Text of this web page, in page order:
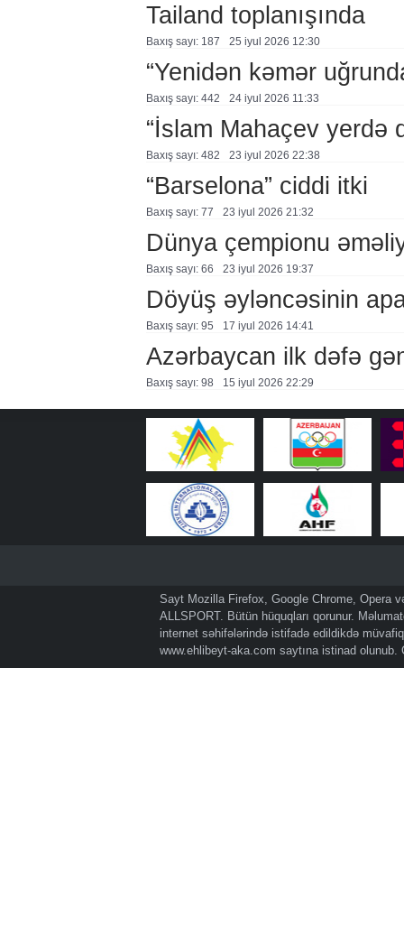
Tailand toplanışında
Baxış sayı: 187 25 i̇yul 2026 12:30
“Yenidən kəmər
Baxış sayı: 442 24 i̇yul 2026 11:33
“İslam Mahaçev yerdə
Baxış sayı: 482 23 i̇yul 2026 22:38
“Barselona” ciddi itki
Baxış sayı: 77 23 i̇yul 2026 21:32
Dünya çempionu
Baxış sayı: 66 23 i̇yul 2026 19:37
Döyüş əyləncəsinin
Baxış sayı: 95 17 i̇yul 2026 14:41
Azərbaycan ilk dəfə
Baxış sayı: 98 15 i̇yul 2026 22:29
Sayt Mozilla Firefox, Google Chrome, Opera
ALLSPORT. Bütün hüquqları qorunur.
internet səhifələrində istifadə edildikdə
www.ehlibeyt-aka.com saytına istinad olunub.